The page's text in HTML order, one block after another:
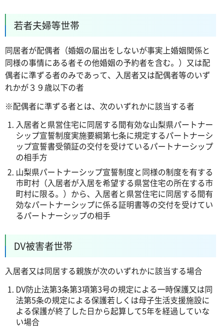
若者夫婦等世帯
同居者が配偶者（婚姻の届出をしないが事実上婚姻関係と
同様の事情にある者その他婚姻の予約者を含む。）又は配
偶者に準ずる者のみであって、入居者又は配偶者等のいず
れかが３９歳以下の者
※配偶者に準ずる者とは、次のいずれかに該当する者
入居者と県営住宅に同居する間有効な山梨県パートナー
シップ宣誓制度実施要綱第七条に規定するパートナーシ
ップ宣誓書受領証の交付を受けているパートナーシップ
の相手方
山梨県パートナーシップ宣誓制度と同様の制度を有する
市町村（入居者が入居を希望する県営住宅の所在する市
町村に限る。）から、入居者と県営住宅に同居する間有
効なパートナーシップに係る証明書等の交付を受けてい
るパートナーシップの相手
DV被害者世帯
入居者又は同居する親族が次のいずれかに該当する場合
DV防止法第3条第3項第3号の規定による一時保護又は同
法第5条の規定による保護若しくは母子生活支援施設に
よる保護が終了した日から起算して5年を経過していな
い場合